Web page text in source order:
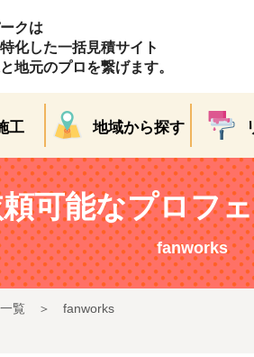
クは
化した一括見積サイト
地元のプロを繋げます。
工 地域から探す
可能なプロフ
fanworks
覧 fanworks